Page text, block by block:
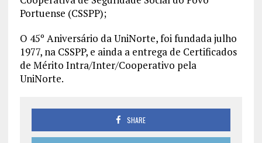
Portuense (CSSPP);
O 45º Aniversário da UniNorte, foi fundada julho
1977, na CSSPP, e ainda a entrega de Certificados
de Mérito Intra/Inter/Cooperativo pela
UniNorte.
SHARE